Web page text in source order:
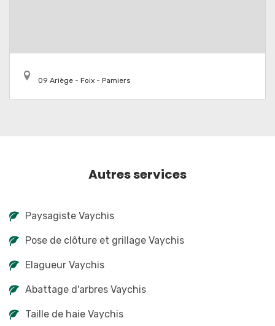
09 Ariège - Foix - Pamiers
Autres services
Paysagiste Vaychis
Pose de clôture et grillage Vaychis
Elagueur Vaychis
Abattage d'arbres Vaychis
Taille de haie Vaychis